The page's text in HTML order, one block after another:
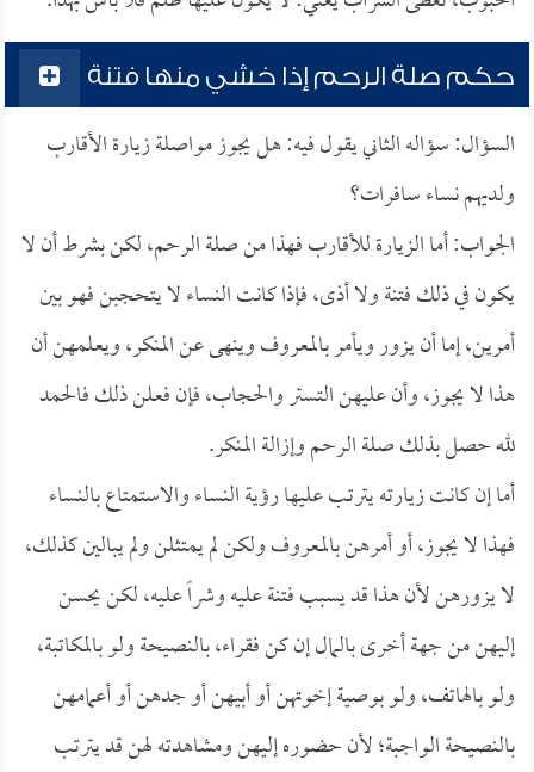
حكم صلة الرحم إذا خشي منها فتنة
السؤال: سؤاله الثاني يقول فيه: هل يجوز مواصلة زيارة الأقارب
ولديهم نساء سافرات؟
الجواب: أما الزيارة للأقارب فهذا من صلة الرحم، لكن بشرط أن لا
يكون في ذلك فتنة ولا أذى، فإذا كانت النساء لا يتحجبن فهو بين
أمرين، إما أن يزور ويأمر بالمعروف وينهى عن المنكر، ويعلمهن أن
هذا لا يجوز، وأن عليهن التستر والحجاب، فإن فعلن ذلك فالحمد
لله حصل بذلك صلة الرحم وإزالة المنكر.
أما إن كانت زيارته يترتب عليها رؤية النساء والاستمتاع بالنساء
فهذا لا يجوز، أو أمرهن بالمعروف ولكن لم يمتثلن ولم يبالين كذلك،
لا يزورهن لأن هذا قد يسبب فتنة عليه وشراً عليه، لكن يحسن
إليهن من جهة أخرى بالمال إن كن فقراء، بالنصيحة ولو بالمكاتبة،
ولو بالهاتف، ولو بوصية إخوتهن أو أبيهن أو جدهن أو أعمامهن
بالنصيحة الواجبة؛ لأن حضوره إليهن ومشاهدته لهن قد يترتب